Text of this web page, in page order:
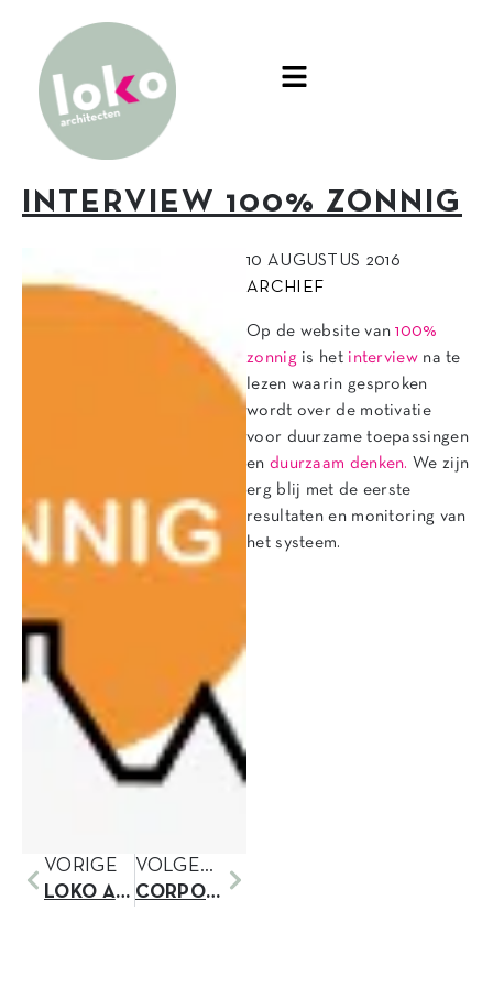
INTERVIEW 100% ZONNIG
VORIGE
LOKO ARCHITECTEN OP RTL4
VOLGENDE
CORPORATIEBOUW
10 AUGUSTUS 2016
ARCHIEF
Op de website van100%
zonnig is het interviewna te
lezen waarin gesproken
wordt over de motivatie
voor duurzame toepassingen
en duurzaam denken. We zijn
erg blij met de eerste
resultaten en monitoring van
het systeem.